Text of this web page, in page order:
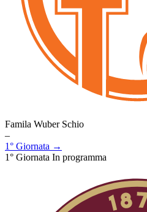
Famila Wuber Schio
–
1° Giornata →
1° Giornata In programma